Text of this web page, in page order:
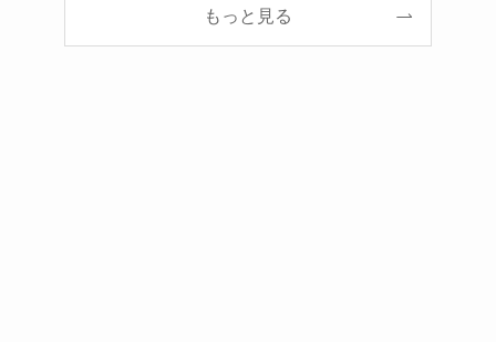
もっと見る